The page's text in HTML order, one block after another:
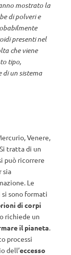
mostrato la
di polveri e
presenti nel
che viene
tipo,
di un sistema
Venere,
tratta di un
può ricorrere
sia
Le
sono formati
di corpi
richiede un
il pianeta.
processi
dell’eccesso